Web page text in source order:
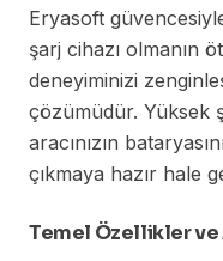
Eryasoft
şarj cihazı olmanın
deneyiminizi
çözümüdür. Yüksek
aracınızın
çıkmaya hazır hale
Temel Özellikler